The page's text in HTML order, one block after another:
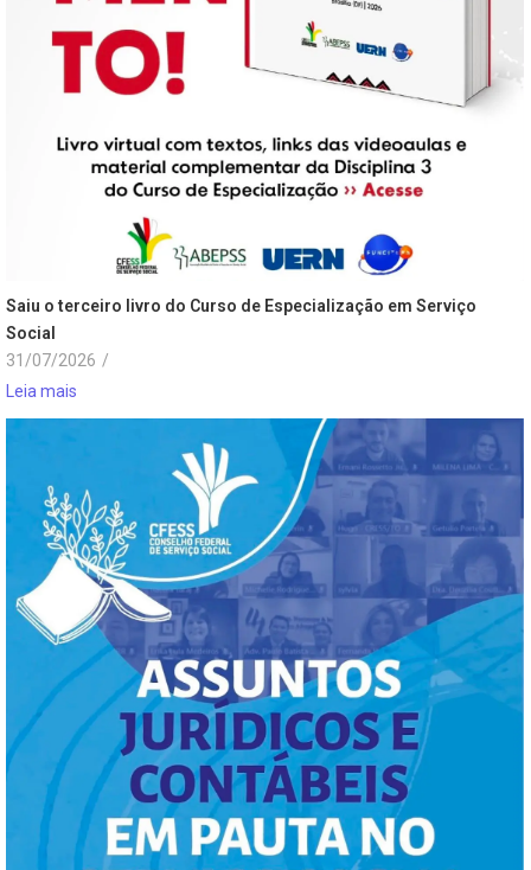
Saiu o terceiro livro do Curso de Especialização em Serviço
Social
31/07/2026 /
Leia mais